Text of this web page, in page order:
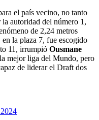
el país vecino, no tanto
autoridad del número 1,
de 2,24 metros
en la plaza 7, fue escogido
11, irrumpió Ousmane
mejor liga del Mundo, pero
de liderar el Draft dos